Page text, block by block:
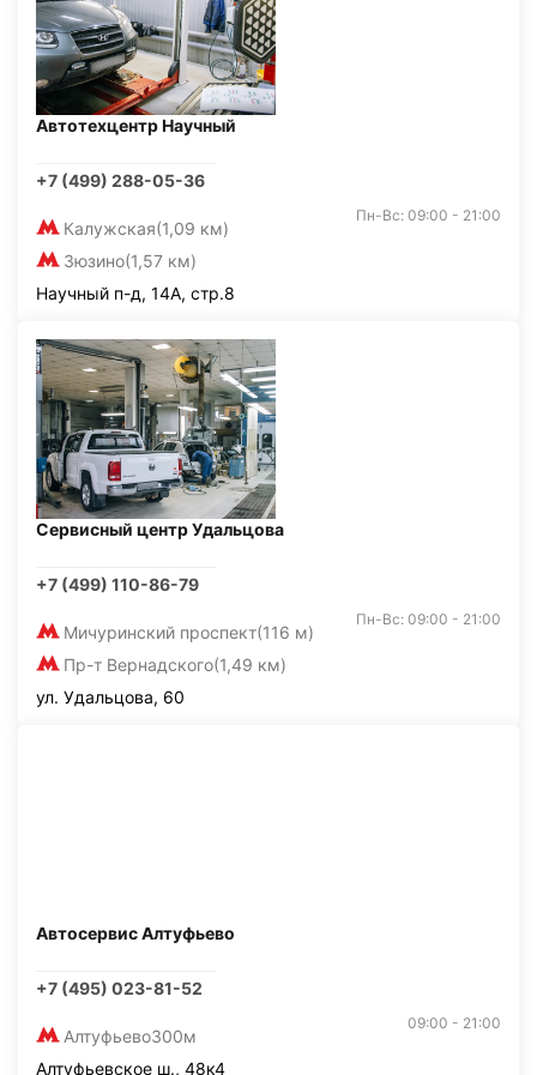
Автотехцентр Научный
+7 (499) 288-05-36
Калужская(1,09 км)
Зюзино(1,57 км)
Пн-Вс: 09:00 - 21:00
Научный п-д, 14А, стр.8
Сервисный центр Удальцова
+7 (499) 110-86-79
Мичуринский проспект(116 м)
Пр-т Вернадского(1,49 км)
Пн-Вс: 09:00 - 21:00
ул. Удальцова, 60
Автосервис Алтуфьево
+7 (495) 023-81-52
Алтуфьево300м
09:00 - 21:00
Алтуфьевское ш., 48к4